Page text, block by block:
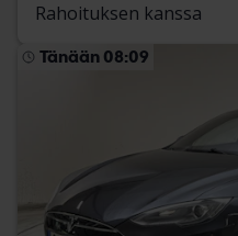
Rahoituksen kanssa
Tänään 08:09